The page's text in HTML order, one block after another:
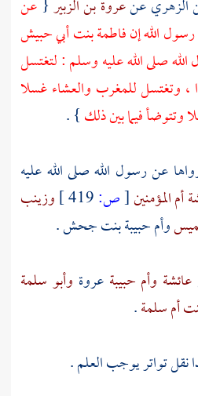
الزهريعنعروة بن الزبير{ عن
الله إنفاطمة بنت أبي حبيش
صلى الله عليه وسلم : لتغتسل
، وتغتسل للمغرب والعشاء غسلا
وتتوضأ فيما بين ذلك} .
عن رسول الله صلى الله عليه
أم المؤمنين[ص:
وزينب
وأم حبيبة بنت جحش.
عائشة وأم حبيبةعروة وأبو سلمة
أم سلمة.
نقل تواتر يوجب العلم .